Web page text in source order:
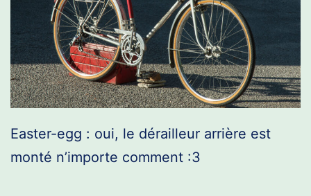
Easter-egg : oui, le dérailleur arrière est
monté n’importe comment :3